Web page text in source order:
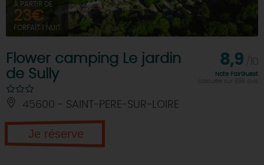
À PARTIR DE
23€
FORFAIT 1 NUIT
Flower camping Le jardin
de Sully
45600 - SAINT-PERE-SUR-LOIRE
8,9
Note FairGuest
Je réserve